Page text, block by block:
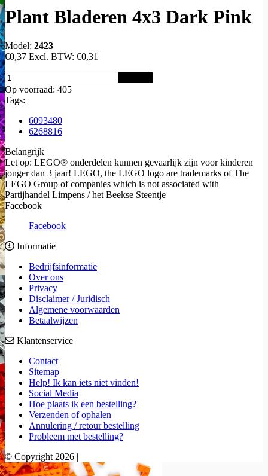
Plant Bladeren 4x3 Dark Pink
Model: 2423
€0,37 Excl. BTW: €0,31
Op voorraad: 405
Tags:
6093480
6268816
Belangrijk
Let op: LEGO® onderdelen kunnen gevaarlijk zijn voor kinderen
jonger dan 3 jaar! LEGO, the LEGO logo are trademarks of The
LEGO Group of companies which is not associated with
Partijhandel Limpens / het Beekse Steentje
Facebook
Facebook
Informatie
Bedrijfsinformatie
Over ons
Privacy
Disclaimer / Juridisch
Algemene voorwaarden
Betaalwijzen
Klantenservice
Contact
Sitemap
Help! Ik kan iets niet vinden!
Social Media
Hoe plaats ik een bestelling?
Verzenden of ophalen
Annulering / retour bestelling
Probleem met bestelling?
© Copyright 2026 |